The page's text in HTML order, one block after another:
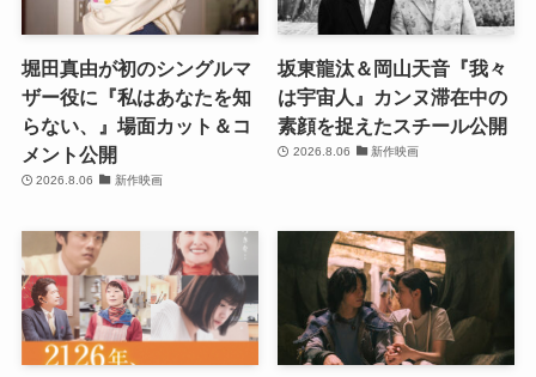
堀田真由が初のシングルマ
ザー役に『私はあなたを知
らない、』場面カット＆コ
メント公開
2026.8.06 新作映画
坂東龍汰＆岡山天音『我々
は宇宙人』カンヌ滞在中の
素顔を捉えたスチール公開
2026.8.06 新作映画